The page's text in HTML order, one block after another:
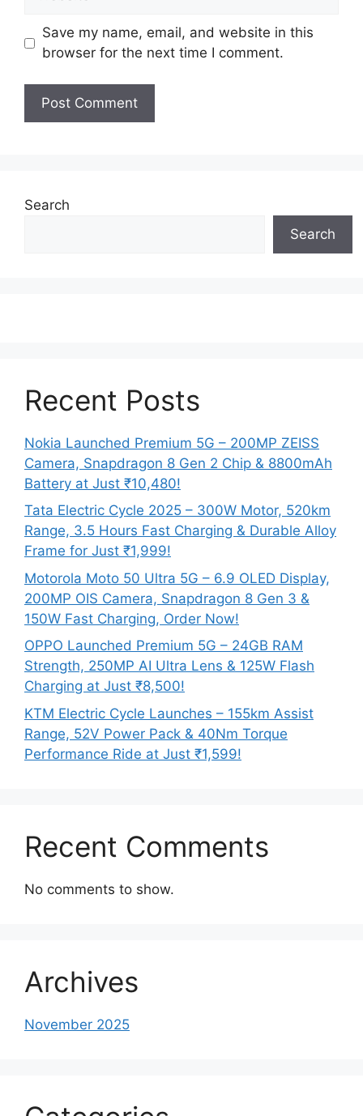
Save my name, email, and website in this
browser for the next time I comment.
Search
Search
Recent Posts
Nokia Launched Premium 5G – 200MP ZEISS
Camera, Snapdragon 8 Gen 2 Chip & 8800mAh
Battery at Just ₹10,480!
Tata Electric Cycle 2025 – 300W Motor, 520km
Range, 3.5 Hours Fast Charging & Durable Alloy
Frame for Just ₹1,999!
Motorola Moto 50 Ultra 5G – 6.9 OLED Display,
200MP OIS Camera, Snapdragon 8 Gen 3 &
150W Fast Charging, Order Now!
OPPO Launched Premium 5G – 24GB RAM
Strength, 250MP AI Ultra Lens & 125W Flash
Charging at Just ₹8,500!
KTM Electric Cycle Launches – 155km Assist
Range, 52V Power Pack & 40Nm Torque
Performance Ride at Just ₹1,599!
Recent Comments
No comments to show.
Archives
November 2025